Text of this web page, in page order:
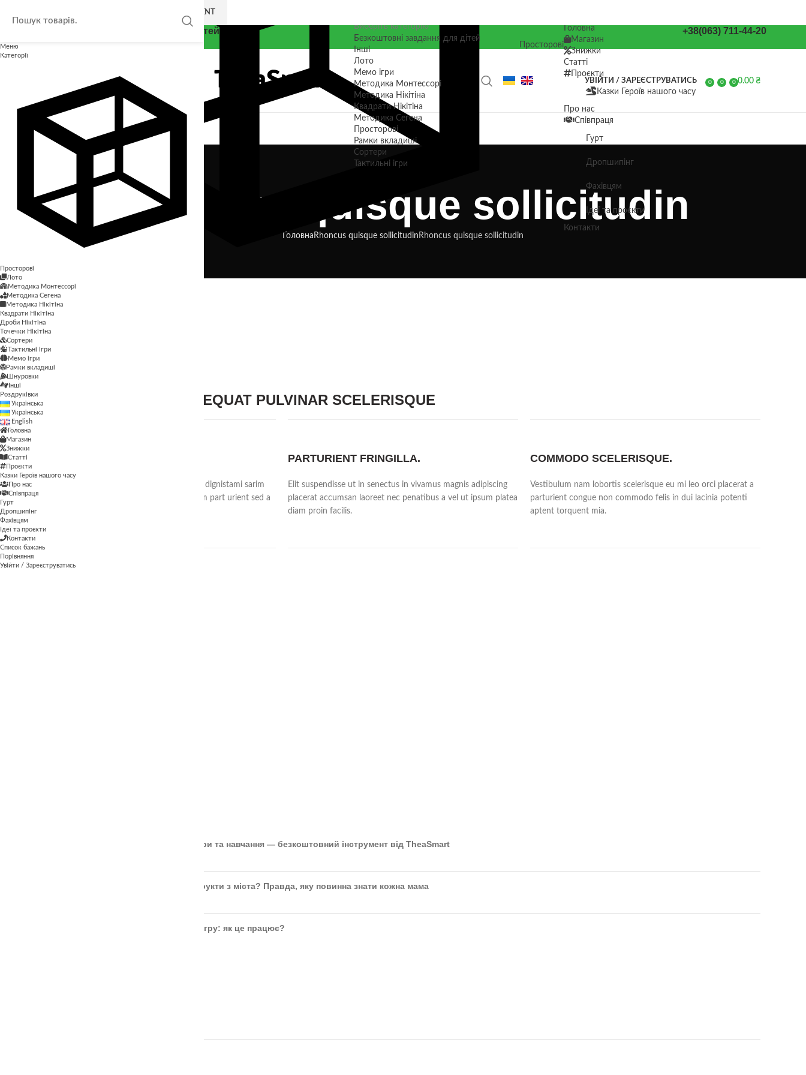
SKIP TO MAIN CONTENT
Thea Smart - Експерт у розвитку дітей +38(063) 711-44-20
Виберіть категорію
Безкоштовні завдання для дітей
Інші
Лото
Мемо ігри
Методика Монтессорі
Методика Нікітіна
Квадрати Нікітіна
Методика Сегена
Просторові
Рамки вкладиші
Сортери
Тактильні ігри
УВІЙТИ / ЗАРЕЄСТРУВАТИСЬ 0 0
0 0.00 ₴
Просторові
Лото
Методика Монтессорі
Методика Сегена
Роздруківки
Головна
Магазин
Знижки
Статті
Проєкти
Казки Героїв нашого часу
Про нас
Співпраця
Гурт
Дропшипінг
Фахівцям
Ідеї та проєкти
Контакти
Rhoncus quisque sollicitudin
Головна Rhoncus quisque sollicitudin Rhoncus quisque sollicitudin
ULLAMCORPER CONSEQUAT PULVINAR SCELERISQUE
Ut a parturient ad vestibulum lectus varius dignistami sarim
fusce mi pos uere ante vivamus vesti bulum part urient sed a
PARTURIENT FRINGILLA.
Elit suspendisse ut in senectus in vivamus magnis adipiscing
placerat accumsan laoreet nec penatibus a vel ut ipsum platea
diam proin facilis.
COMMODO SCELERISQUE.
Vestibulum nam lobortis scelerisque eu mi leo orci placerat a
parturient congue non commodo felis in dui lacinia potenti
aptent torquent mia.
🎲 Онлайн-кубики для гри та навчання — безкоштовний інструмент від TheaSmart
Чи безпечні ягоди та фрукти з міста? Правда, яку повинна знати кожна мама
Розвиток дитини через гру: як це працює?
Меню
Категорії
Просторові
Лото
Методика Монтессорі
Методика Сегена
Методика Нікітіна
Квадрати Нікітіна
Дроби Нікітіна
Точечки Нікітіна
Сортери
Тактильні ігри
Мемо ігри
Рамки вкладиші
Шнуровки
Інші
Роздруківки
Українська
Українська
English
Головна
Магазин
Знижки
Статті
Проєкти
Казки Героїв нашого часу
Про нас
Співпраця
Гурт
Дропшипінг
Фахівцям
Ідеї та проєкти
Контакти
Список бажань
Порівняння
Увійти / Зареєструватись